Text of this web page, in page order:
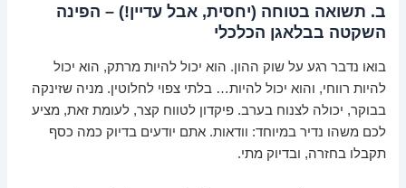
ב. תשואה בטוחה (יחסית, אבל עדיין!) – הפינה
השקטה בבלאגן הכלכלי
בואו נדבר רגע על שוק ההון. הוא יכול להיות מרתק, הוא יכול
להיות רווחי, והוא יכול להיות… בלתי צפוי לחלוטין. מניה שזינקה
בבוקר, יכולה לצנוח בערב. פיקדון לטווח קצר, לעומת זאת, מציע
לכם משהו נדיר במיוחד: וודאות. אתם יודעים בדיוק כמה כסף
תקבלו בחזרה, ובדיוק מתי.